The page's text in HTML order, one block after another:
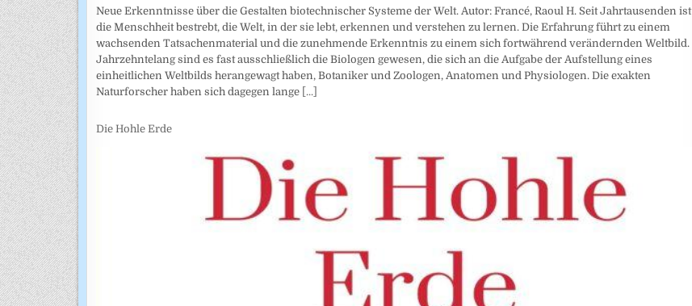
Neue Erkenntnisse über die Gestalten biotechnischer Systeme der Welt. Autor: Francé, Raoul H. Seit Jahrtausenden ist
die Menschheit bestrebt, die Welt, in der sie lebt, erkennen und verstehen zu lernen. Die Erfahrung führt zu einem
wachsenden Tatsachenmaterial und die zunehmende Erkenntnis zu einem sich fortwährend verändernden Weltbild.
Jahrzehntelang sind es fast ausschließlich die Biologen gewesen, die sich an die Aufgabe der Aufstellung eines
einheitlichen Weltbilds herangewagt haben, Botaniker und Zoologen, Anatomen und Physiologen. Die exakten
Naturforscher haben sich dagegen lange [...]
Die Hohle Erde